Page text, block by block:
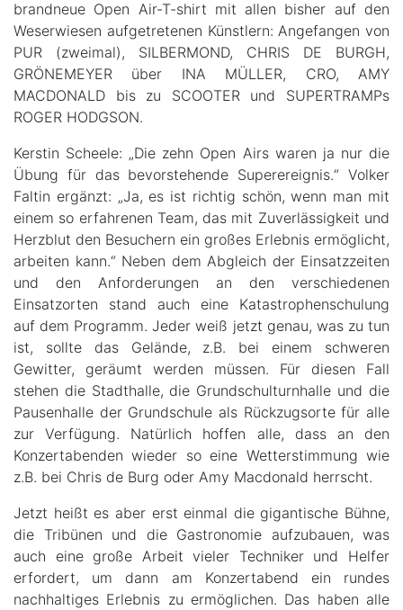
brandneue Open Air-T-shirt mit allen bisher auf den
Weserwiesen aufgetretenen Künstlern: Angefangen von
PUR (zweimal), SILBERMOND, CHRIS DE BURGH,
GRÖNEMEYER über INA MÜLLER, CRO, AMY
MACDONALD bis zu SCOOTER und SUPERTRAMPs
ROGER HODGSON.
Kerstin Scheele: „Die zehn Open Airs waren ja nur die
Übung für das bevorstehende Superereignis.“ Volker
Faltin ergänzt: „Ja, es ist richtig schön, wenn man mit
einem so erfahrenen Team, das mit Zuverlässigkeit und
Herzblut den Besuchern ein großes Erlebnis ermöglicht,
arbeiten kann.“ Neben dem Abgleich der Einsatzzeiten
und den Anforderungen an den verschiedenen
Einsatzorten stand auch eine Katastrophenschulung
auf dem Programm. Jeder weiß jetzt genau, was zu tun
ist, sollte das Gelände, z.B. bei einem schweren
Gewitter, geräumt werden müssen. Für diesen Fall
stehen die Stadthalle, die Grundschulturnhalle und die
Pausenhalle der Grundschule als Rückzugsorte für alle
zur Verfügung. Natürlich hoffen alle, dass an den
Konzertabenden wieder so eine Wetterstimmung wie
z.B. bei Chris de Burg oder Amy Macdonald herrscht.
Jetzt heißt es aber erst einmal die gigantische Bühne,
die Tribünen und die Gastronomie aufzubauen, was
auch eine große Arbeit vieler Techniker und Helfer
erfordert, um dann am Konzertabend ein rundes
nachhaltiges Erlebnis zu ermöglichen. Das haben alle